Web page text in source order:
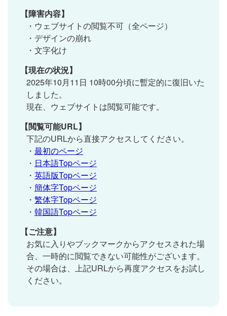
【障害内容】
・ウェブサイトの閲覧不可（全ページ）
・デザインの崩れ
・文字化け
【現在の状況】
2025年10月11日 10時00分頃に暫定的に復旧いた
しました。
現在、ウェブサイトは閲覧可能です。
【閲覧可能URL】
下記のURLから直接アクセスしてください。
・ 最初のページ
・ 日本語Topページ
・ 英語版Topページ
・ 簡体字Topページ
・ 繁体字Topページ
・ 韓国語Topページ
【ご注意】
お気に入りやブックマークからアクセスされた場
合、一時的に閲覧できない可能性がございます。
その場合は、上記URLから再度アクセスをお試し
ください。